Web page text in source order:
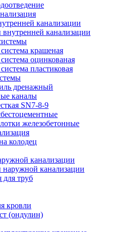
канализации
канализации
крашеная
оцинкованая
пластиковая
дренажный
каналы
SN7-8-9
железобетонные
колодец
канализации
канализации
для труб
кровли
(ондулин)